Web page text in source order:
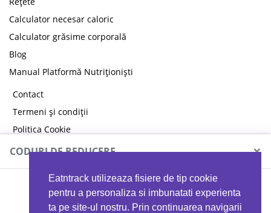
Eatntrack utilizeaza fisiere de tip cookie
pentru a personaliza si imbunatati experienta
ta pe site-ul nostru. Prin continuarea navigarii
Calculator necesar caloric
Calculator grăsime corporală
Blog
Manual Platformă Nutriționiști
Contact
Termeni și condiții
Politica Cookie
Politica de confidențialitate
CODURI DE REDUCERE ×
MYPROTEIN